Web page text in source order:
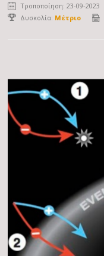
Τροποποίηση: 23-09-2023
Δυσκολία: Μέτριο